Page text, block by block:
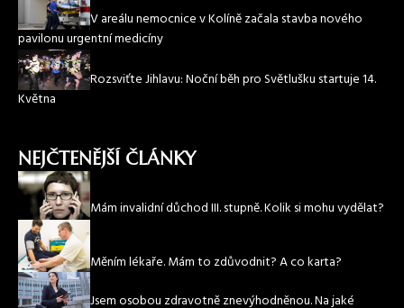
V areálu nemocnice v Kolíně začala stavba nového
pavilonu urgentní medicíny
Rozsviťte Jihlavu: Noční běh pro Světlušku startuje 14.
Května
NEJČTENĚJŠÍ ČLÁNKY
Mám invalidní důchod III. stupně. Kolik si mohu vydělat?
Měním lékaře. Mám to zdůvodnit? A co karta?
Jsem osobou zdravotně znevýhodněnou. Na jaké